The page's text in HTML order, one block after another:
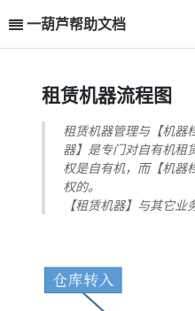
一葫芦帮助文档
租赁机器流程图
租赁机器管理与【机器
器】是专门对自有机租
权是自有机，而【机器
权的。
【租赁机器】与其它业